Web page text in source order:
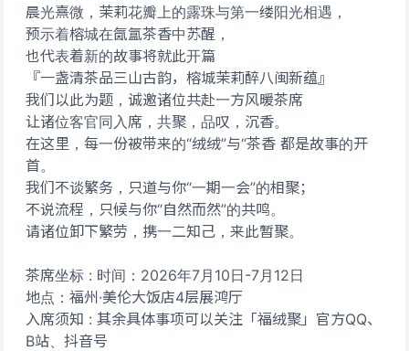
晨光熹微，茉莉花瓣上的露珠与第一缕阳光相遇，
预示着榕城在氤氲茶香中苏醒，
也代表着新的故事将就此开篇
『一盏清茶品三山古韵，榕城茉莉醉八闽新蕴』
我们以此为题，诚邀诸位共赴一方风暖茶席
让诸位客官同入席，共聚，品叹，沉香。
在这里，每一份被带来的“绒绒”与“茶香 都是故事的开
首。
我们不谈繁务，只道与你“一期一会”的相聚；
不说流程，只候与你“自然而然”的共鸣。
请诸位卸下繁劳，携一二知己，来此暂聚。
茶席坐标 : 时间：2026年7月10日-7月12日
地点：福州·美伦大饭店4层展鸿厅
入席须知 : 其余具体事项可以关注「福绒聚」官方QQ、
B站、抖音号